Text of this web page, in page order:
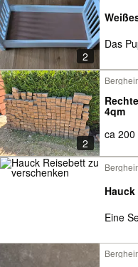
2
Das
2
4qm
ca 200
Eine